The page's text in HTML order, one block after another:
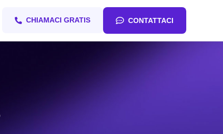
CONTATTACI
CHIAMACI GRATIS